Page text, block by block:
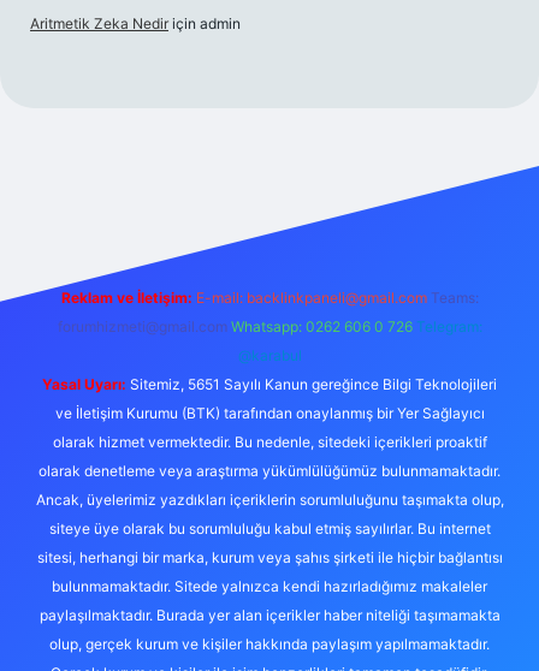
Aritmetik Zeka Nedir için admin
Reklam ve İletişim: E-mail: backlinkpaneli@gmail.com Teams:
forumhizmeti@gmail.com Whatsapp: 0262 606 0 726 Telegram:
@karabul
Yasal Uyarı: Sitemiz, 5651 Sayılı Kanun gereğince Bilgi Teknolojileri
ve İletişim Kurumu (BTK) tarafından onaylanmış bir Yer Sağlayıcı
olarak hizmet vermektedir. Bu nedenle, sitedeki içerikleri proaktif
olarak denetleme veya araştırma yükümlülüğümüz bulunmamaktadır.
Ancak, üyelerimiz yazdıkları içeriklerin sorumluluğunu taşımakta olup,
siteye üye olarak bu sorumluluğu kabul etmiş sayılırlar. Bu internet
sitesi, herhangi bir marka, kurum veya şahıs şirketi ile hiçbir bağlantısı
bulunmamaktadır. Sitede yalnızca kendi hazırladığımız makaleler
paylaşılmaktadır. Burada yer alan içerikler haber niteliği taşımamakta
olup, gerçek kurum ve kişiler hakkında paylaşım yapılmamaktadır.